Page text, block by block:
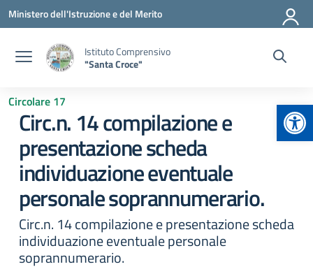
Vai ai contenuti
Vai al menu di navigazione
Vai al footer
Ministero dell'Istruzione e del Merito
Istituto Comprensivo
"Santa Croce"
Circolare 17
Circ.n. 14 compilazione e
presentazione scheda
individuazione eventuale
personale soprannumerario.
Circ.n. 14 compilazione e presentazione scheda
individuazione eventuale personale
soprannumerario.